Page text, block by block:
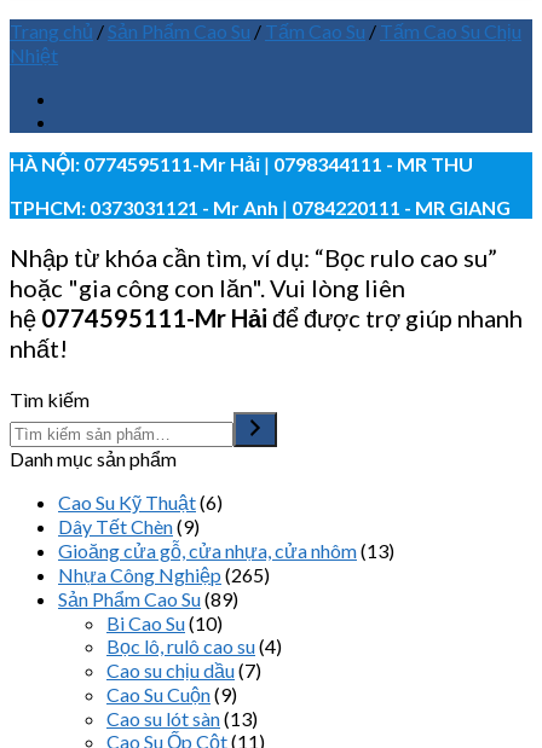
Trang chủ /Sản Phẩm Cao Su / Tấm Cao Su / Tấm Cao Su Chịu
Nhiệt
HÀ NỘI: 0774595111-Mr Hải | 0798344111 - MR THU
TPHCM: 0373031121 - Mr Anh | 0784220111 - MR GIANG
Nhập từ khóa cần tìm, ví dụ: “Bọc rulo cao su”
hoặc "gia công con lăn". Vui lòng liên
hệ 0774595111-Mr Hải để được trợ giúp nhanh
nhất!
Tìm kiếm
Danh mục sản phẩm
Cao Su Kỹ Thuật(6)
Dây Tết Chèn(9)
Gioăng cửa gỗ, cửa nhựa, cửa nhôm(13)
Nhựa Công Nghiệp (265)
Sản Phẩm Cao Su(89)
Bi Cao Su(10)
Bọc lô, rulô cao su(4)
Cao su chịu dầu(7)
Cao Su Cuộn(9)
Cao su lót sàn(13)
Cao Su Ốp Cột(11)